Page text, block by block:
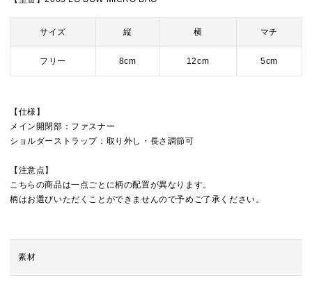
サイズ 縦 横 マチ
フリー 8cm 12cm 5cm
【仕様】
メイン開閉部：ファスナー
ショルダーストラップ：取り外し・長さ調節可
【注意点】
こちらの商品は一点ごとに柄の配置が異なります。
柄はお選びいただくことができませんので予めご了承ください。
素材